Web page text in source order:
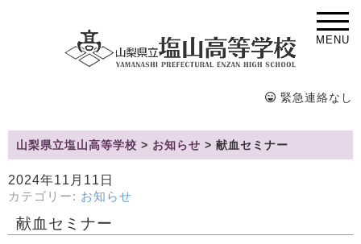
MENU
緊急連絡なし
山梨県立塩山高等学校 > お知らせ > 献血セミナー
2024年11月11日
カテゴリー: お知らせ
献血セミナー